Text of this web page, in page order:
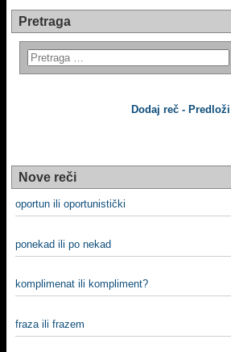
Pretraga
Dodaj reč - Predloži
Nove reči
oportun ili oportunistički
ponekad ili po nekad
komplimenat ili kompliment?
fraza ili frazem